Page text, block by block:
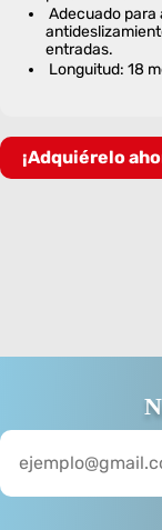
Adecuado para
entradas.
Longuitud: 18
¡Adquiérelo